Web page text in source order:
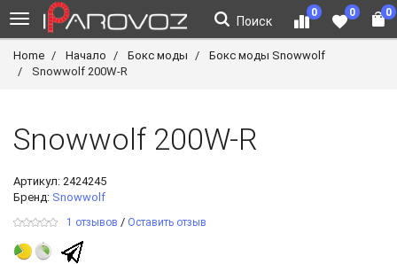
Поиск
0 0 0
Home Начало Бокс моды
Бокс моды Snowwolf
Snowwolf 200W-R
Snowwolf 200W-R
Артикул: 2424245
Бренд: Snowwolf
1 отзывов / Оставить отзыв